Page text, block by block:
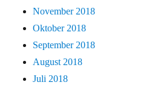
November 2018
Oktober 2018
September 2018
August 2018
Juli 2018